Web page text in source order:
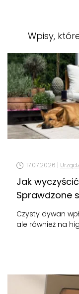
Wpisy,
17.07.2026 |
Jak
Sprawdzone
Czysty dywan
ale również na